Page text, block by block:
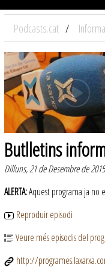
Podcasts.cat
Butlletins
Dilluns, 21 de Desembre de 2015
ALERTA:Aquest programa ja no
Reproduir episodi
Veure més episodis del
http://